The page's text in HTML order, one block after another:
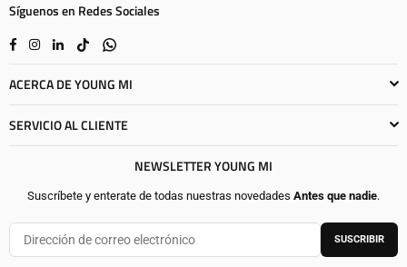
Síguenos en Redes Sociales
FacebookInstagram
LinkedinTikTokWhatsapp
ACERCA DE YOUNG MI
SERVICIO AL CLIENTE
NEWSLETTER YOUNG MI
Suscríbete y enterate de todas nuestras novedades Antes que nadie.
SUSCRIBIR